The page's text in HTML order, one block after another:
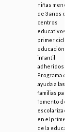
niñas menores
de 3 años en los
centros
educativos de
primer ciclo de
educación
infantil
adheridos al
Programa de
ayuda a las
familias para el
fomento de la
escolarización
en el primer
de la educación